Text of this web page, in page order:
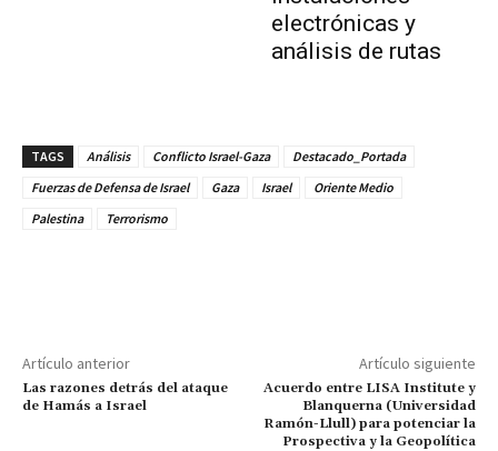
electrónicas y
análisis de rutas
TAGS Análisis Conflicto Israel-Gaza
Destacado_Portada
Fuerzas de Defensa de Israel
Gaza Israel
Oriente Medio
Palestina
Terrorismo
Artículo anterior
Las razones detrás del ataque
de Hamás a Israel
Artículo siguiente
Acuerdo entre LISA Institute y
Blanquerna (Universidad
Ramón-Llull) para potenciar la
Prospectiva y la Geopolítica